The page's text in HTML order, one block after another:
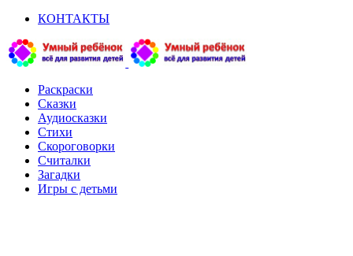
КОНТАКТЫ
Раскраски
Сказки
Аудиосказки
Стихи
Скороговорки
Считалки
Загадки
Игры с детьми